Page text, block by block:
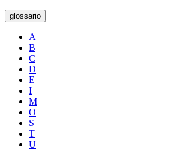
glossario
A
B
C
D
E
I
M
O
S
T
U